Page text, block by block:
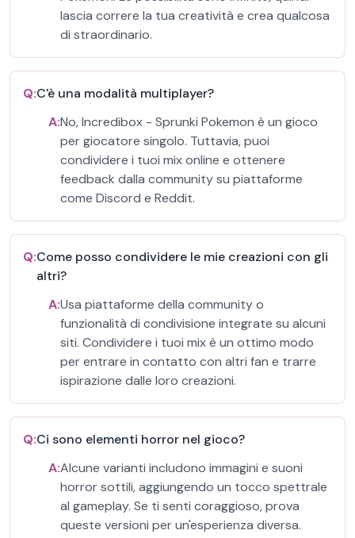
lascia correre la tua creatività e crea qualcosa
di straordinario.
Q:C'è una modalità multiplayer?
A:No, Incredibox - Sprunki Pokemon è un gioco
per giocatore singolo. Tuttavia, puoi
condividere i tuoi mix online e ottenere
feedback dalla community su piattaforme
come Discord e Reddit.
Q:Come posso condividere le mie creazioni con gli
altri?
A:Usa piattaforme della community o
funzionalità di condivisione integrate su alcuni
siti. Condividere i tuoi mix è un ottimo modo
per entrare in contatto con altri fan e trarre
ispirazione dalle loro creazioni.
Q:Ci sono elementi horror nel gioco?
A:Alcune varianti includono immagini e suoni
horror sottili, aggiungendo un tocco spettrale
al gameplay. Se ti senti coraggioso, prova
queste versioni per un'esperienza diversa.